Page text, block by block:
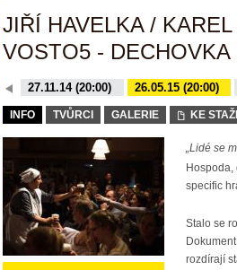
JIŘÍ HAVELKA /
VOSTO5 - DECHOVKA
27.11.14 (20:00)
26.05.15 (20:00)
27.11.14 (20:00)
INFO TVŮRCI GALERIE KE
„Lidé se
specific
Stalo se
rozdírají